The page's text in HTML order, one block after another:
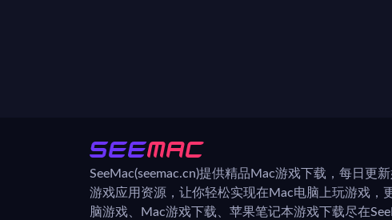
SeeMac(seemac.cn)提供精品Mac游戏下载，每日更
游戏应用资源，让你轻松实现在Mac电脑上玩游戏，
脑游戏、Mac游戏下载、苹果笔记本游戏下载尽在